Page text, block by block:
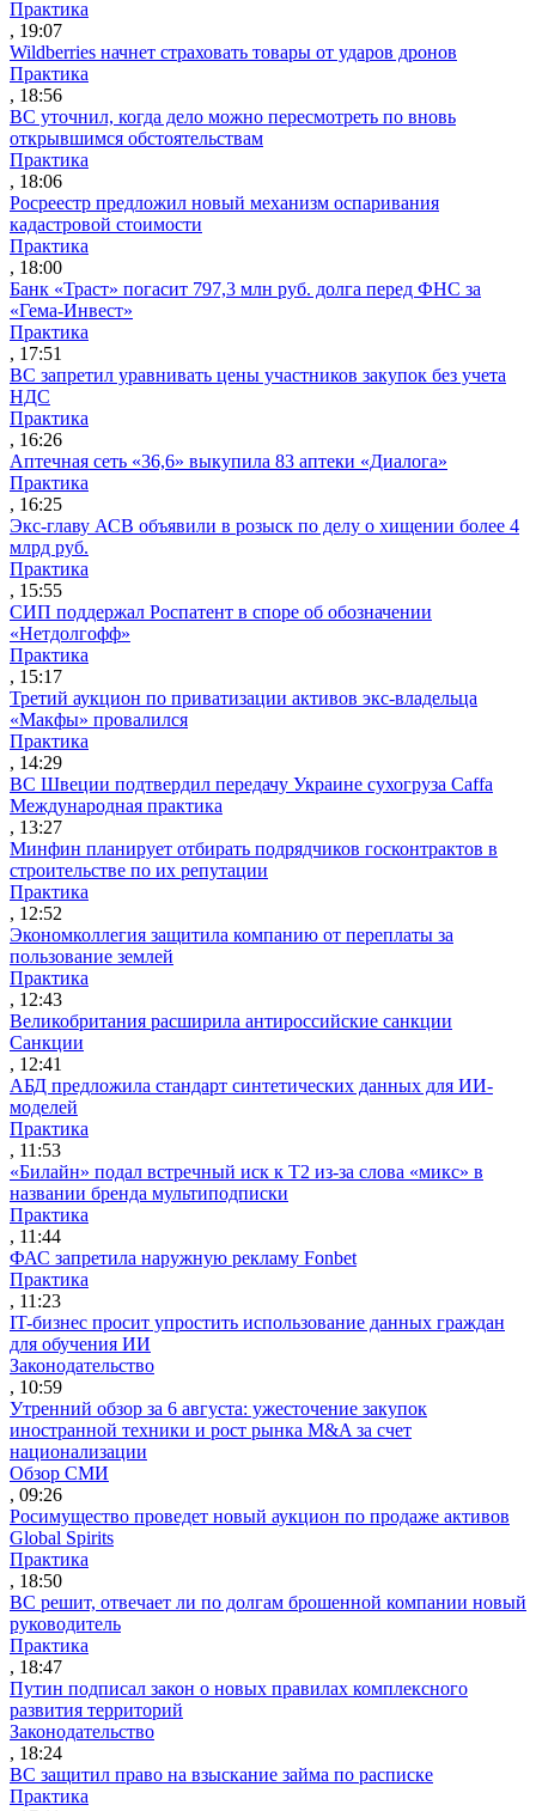
Практика
, 19:07
Wildberries начнет страховать товары от ударов дронов
Практика
, 18:56
ВС уточнил, когда дело можно пересмотреть по вновь
открывшимся обстоятельствам
Практика
, 18:06
Росреестр предложил новый механизм оспаривания
кадастровой стоимости
Практика
, 18:00
Банк «Траст» погасит 797,3 млн руб. долга перед ФНС за
«Гема-Инвест»
Практика
, 17:51
ВС запретил уравнивать цены участников закупок без учета
НДС
Практика
, 16:26
Аптечная сеть «36,6» выкупила 83 аптеки «Диалога»
Практика
, 16:25
Экс-главу АСВ объявили в розыск по делу о хищении более 4
млрд руб.
Практика
, 15:55
СИП поддержал Роспатент в споре об обозначении
«Нетдолгофф»
Практика
, 15:17
Третий аукцион по приватизации активов экс-владельца
«Макфы» провалился
Практика
, 14:29
ВС Швеции подтвердил передачу Украине сухогруза Caffa
Международная практика
, 13:27
Минфин планирует отбирать подрядчиков госконтрактов в
строительстве по их репутации
Практика
, 12:52
Экономколлегия защитила компанию от переплаты за
пользование землей
Практика
, 12:43
Великобритания расширила антироссийские санкции
Санкции
, 12:41
АБД предложила стандарт синтетических данных для ИИ-
моделей
Практика
, 11:53
«Билайн» подал встречный иск к Т2 из-за слова «микс» в
названии бренда мультиподписки
Практика
, 11:44
ФАС запретила наружную рекламу Fonbet
Практика
, 11:23
IT-бизнес просит упростить использование данных граждан
для обучения ИИ
Законодательство
, 10:59
Утренний обзор за 6 августа: ужесточение закупок
иностранной техники и рост рынка M&A за счет
национализации
Обзор СМИ
, 09:26
Росимущество проведет новый аукцион по продаже активов
Global Spirits
Практика
, 18:50
ВС решит, отвечает ли по долгам брошенной компании новый
руководитель
Практика
, 18:47
Путин подписал закон о новых правилах комплексного
развития территорий
Законодательство
, 18:24
ВС защитил право на взыскание займа по расписке
Практика